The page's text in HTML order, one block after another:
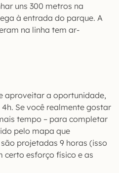
uns 300 metros na
à entrada do parque. A
na linha tem ar-
aproveitar a oportunidade,
Se você realmente gostar
tempo – para completar
pelo mapa que
projetadas 9 horas (isso
certo esforço físico e as